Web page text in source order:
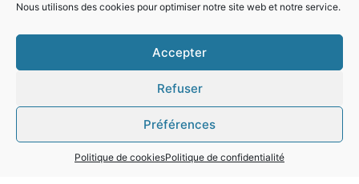
Nous utilisons des cookies pour optimiser notre site web et notre service.
Accepter
Refuser
Préférences
Politique de cookiesPolitique de confidentialité